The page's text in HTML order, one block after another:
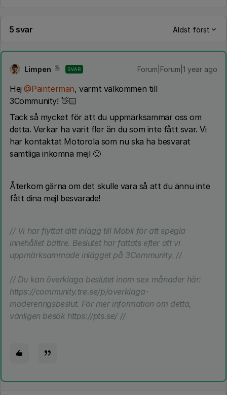
5 svar Äldst först
Limpen SVAR Forum|Forum|1 year ago
Hej ​@Painterman, varmt välkommen till
3Community! 👋🏻
Tack så mycket för att du uppmärksammar oss om
detta. Verkar ha varit fler än du som inte fått svar. Vi
har kontaktat Motorola som nu ska ha besvarat
samtliga inkomna mejl 🙂
Återkom gärna om det skulle vara så att du ännu inte
fått dina mejl besvarade!
// Vi har flyttat ditt inlägg till Mobil för att spegla
innehållet bättre. Beslutet har fattats efter att vi
uppmärksammade inlägget på 3Community. //
// Du kan överklaga beslutet inom sex månader här:
https://community.tre.se/p/overklaga-
modereringsbeslut. För mer information om detta,
vänligen besök https://pts.se/ //